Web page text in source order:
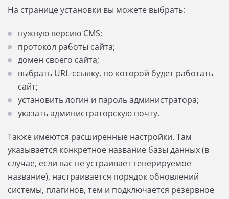
На странице установки вы можете выбрать:
нужную версию CMS;
протокол работы сайта;
домен своего сайта;
выбрать URL-ссылку, по которой будет работать
сайт;
установить логин и пароль администратора;
указать администраторскую почту.
Также имеются расширенные настройки. Там
указывается конкретное название базы данных (в
случае, если вас не устраивает генерируемое
название), настраивается порядок обновлений
системы, плагинов, тем и подключается резервное